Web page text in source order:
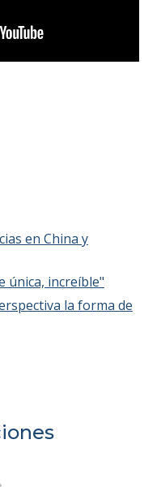
en China y
única, increíble"
la forma de